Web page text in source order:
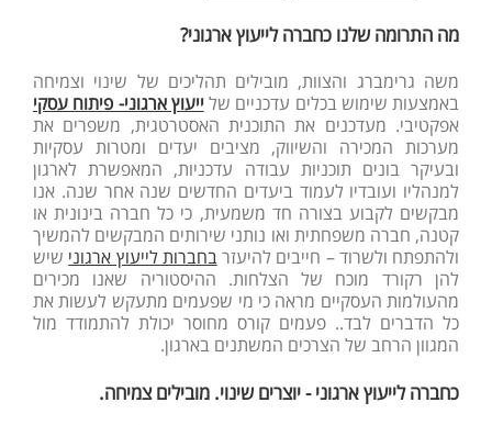
מה התרומה שלנו כחברה לייעוץ ארגוני?
משה גרימברג והצוות, מובילים תהליכים של שינוי וצמיחה
באמצעות שימוש בכלים עדכניים של ייעוץ ארגוני- פיתוח עסקי
אפקטיבי. מעדכנים את התוכנית האסטרטגית, משפרים את
מערכות המכירה והשיווק, מציבים יעדים ומטרות עסקיות
ובעיקר בונים תוכניות עבודה עדכניות, המאפשרת לארגון
למנהליו ועובדיו לעמוד ביעדים החדשים שנה אחר שנה. אנו
מבקשים לקבוע בצורה חד משמעית, כי כל חברה בינונית או
קטנה, חברה משפחתית ואו נותני שירותים המבקשים להמשיך
ולהתפתח ולשרוד – חייבים להיעזרבחברות לייעוץ ארגוני שיש
להן רקורד מוכח של הצלחות. ההיסטוריה שאנו מכירים
מהעולמות העסקיים מראה כי מי שפעמים מתעקש לעשות את
כל הדברים לבד.. פעמים קורס מחוסר יכולת להתמודד מול
המגוון הרחב של הצרכים המשתנים בארגון.
כחברה לייעוץ ארגוני - יוצרים שינוי. מובילים צמיחה.